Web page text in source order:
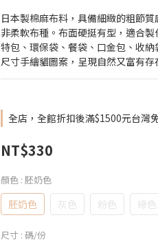
日本製棉麻布料，具備細緻的粗節質
非柔軟布種。布面硬挺有型，適合
特包、環保袋、餐袋、口金包、收
尺寸手繪貓圖案，呈現自然又富有存
全店，全館折扣後滿$1500元台灣
NT$330
顏色 : 胚奶色
胚奶色 灰色 粉色 綠色
尺寸 : 碼/份